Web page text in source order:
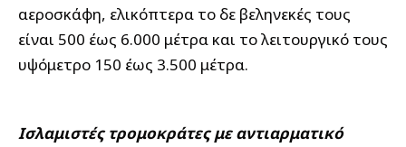
αεροσκάφη, ελικόπτερα το δε βεληνεκές τους
είναι 500 έως 6.000 μέτρα και το λειτουργικό τους
υψόμετρο 150 έως 3.500 μέτρα.
Ισλαμιστές τρομοκράτες με αντιαρματικό